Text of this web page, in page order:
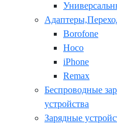
Borofone
Hoco
iPhone
Remax
Беспроводные
устройства
Зарядные